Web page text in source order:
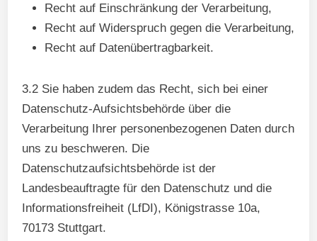
Recht auf Einschränkung der Verarbeitung,
Recht auf Widerspruch gegen die Verarbeitung,
Recht auf Datenübertragbarkeit.
3.2 Sie haben zudem das Recht, sich bei einer
Datenschutz-Aufsichtsbehörde über die
Verarbeitung Ihrer personenbezogenen Daten durch
uns zu beschweren. Die
Datenschutzaufsichtsbehörde ist der
Landesbeauftragte für den Datenschutz und die
Informationsfreiheit (LfDI), Königstrasse 10a,
70173 Stuttgart.